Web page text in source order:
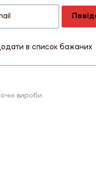
в список бажаних
вироби